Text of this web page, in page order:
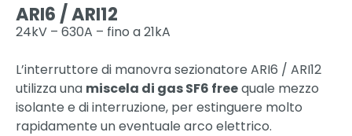
ARI6 / ARI12
24kV – 630A – fino a 21kA
L’interruttore di manovra sezionatore ARI6 / ARI12
utilizza una miscela di gas SF6 freequale mezzo
isolante e di interruzione, per estinguere molto
rapidamente un eventuale arco elettrico.